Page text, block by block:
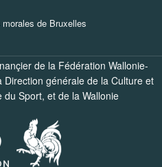
de Bruxelles
de la Fédération Wallonie-
Direction générale de la Cultureet
du Sport, et de la Wallonie